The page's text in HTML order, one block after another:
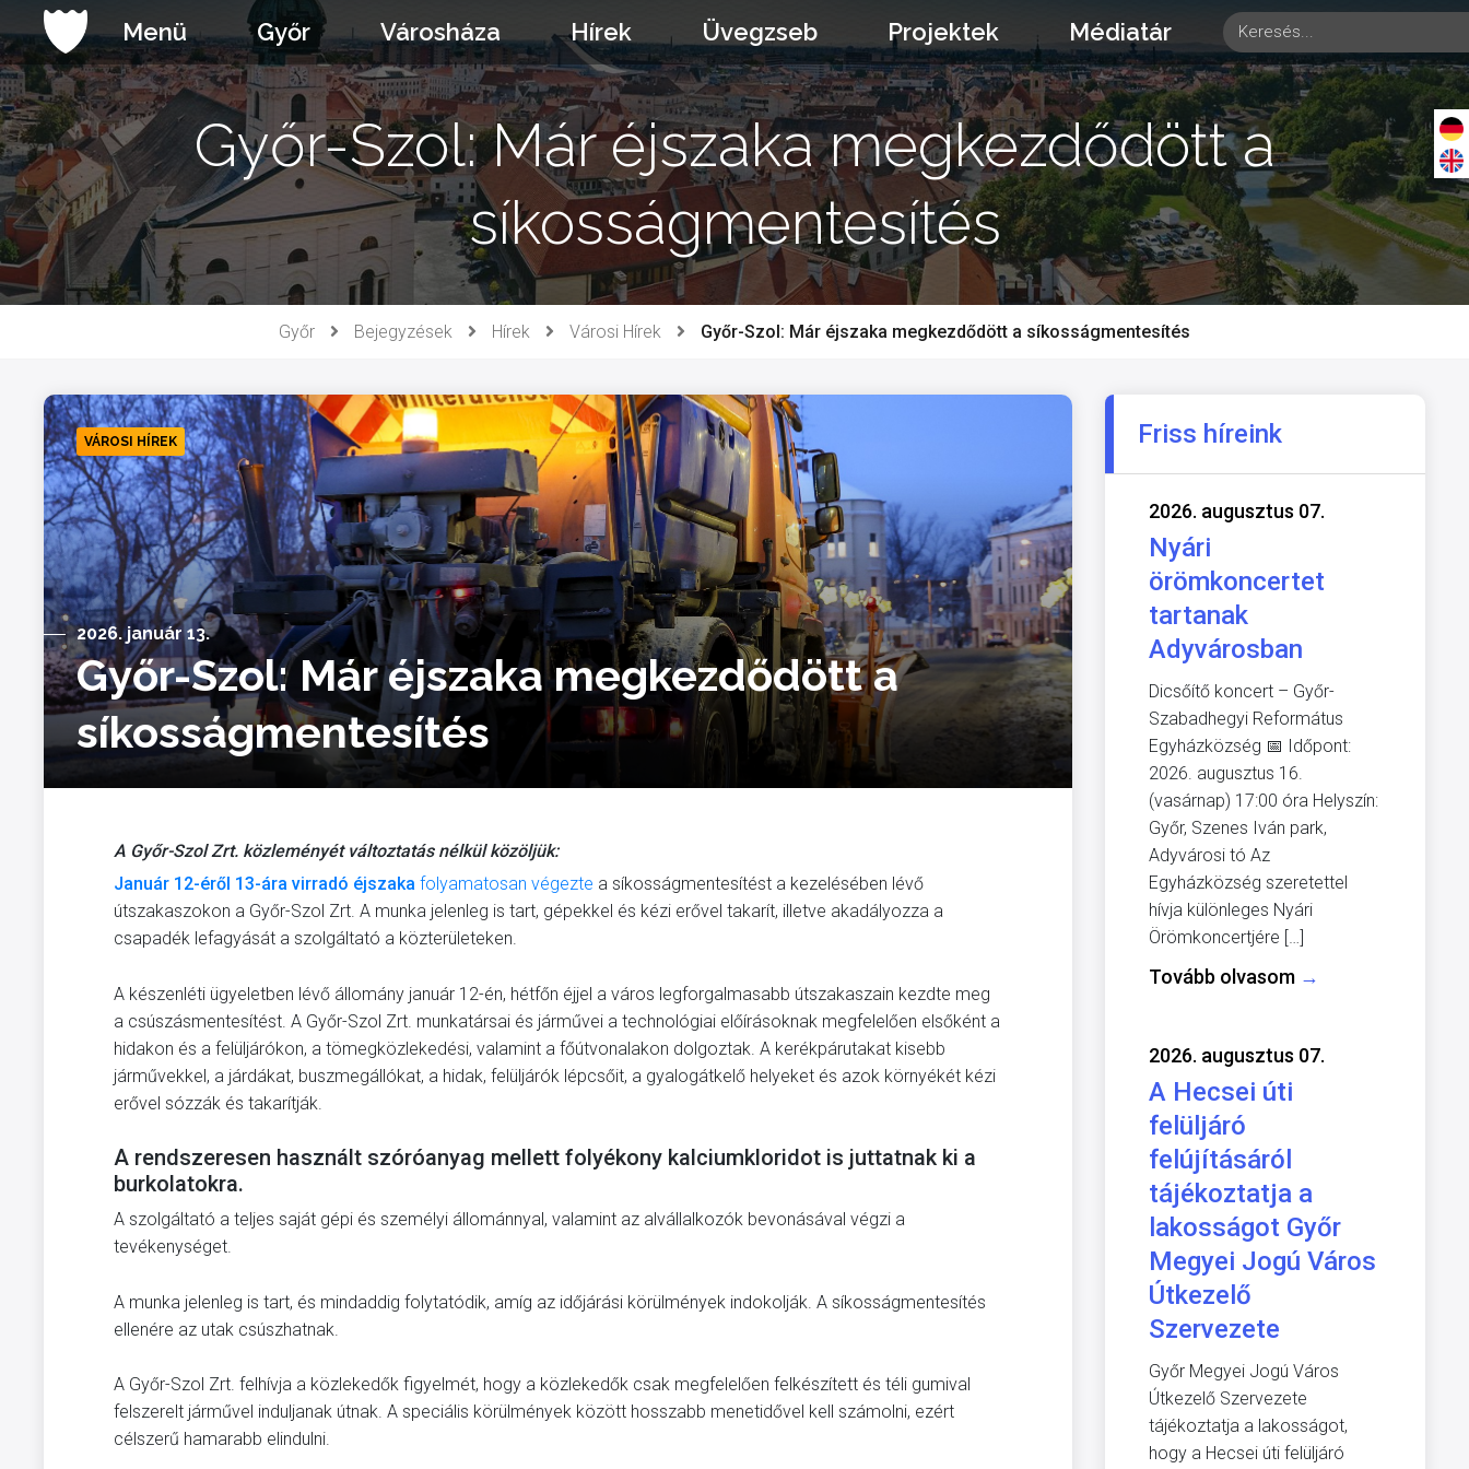
a
tartalomhoz
Menü Győr Városháza Hírek Üvegzseb Projektek Médiatár
Győr-Szol: Már éjszaka megkezdődött a
síkosságmentesítés
Győr Bejegyzések Hírek Városi Hírek Győr-Szol: Már éjszaka megkezdődött a síkosságmentesítés
VÁROSI HÍREK
2026. január 13.
Győr-Szol: Már éjszaka megkezdődött a
síkosságmentesítés
A Győr-Szol Zrt. közleményét változtatás nélkül közöljük:
Január 12-éről 13-ára virradó éjszaka folyamatosan végezte a síkosságmentesítést a kezelésében lévő
útszakaszokon a Győr-Szol Zrt. A munka jelenleg is tart, gépekkel és kézi erővel takarít, illetve akadályozza a
csapadék lefagyását a szolgáltató a közterületeken.
A készenléti ügyeletben lévő állomány január 12-én, hétfőn éjjel a város legforgalmasabb útszakaszain kezdte meg
a csúszásmentesítést. A Győr-Szol Zrt. munkatársai és járművei a technológiai előírásoknak megfelelően elsőként a
hidakon és a felüljárókon, a tömegközlekedési, valamint a főútvonalakon dolgoztak. A kerékpárutakat kisebb
járművekkel, a járdákat, buszmegállókat, a hidak, felüljárók lépcsőit, a gyalogátkelő helyeket és azok környékét kézi
erővel sózzák és takarítják.
A rendszeresen használt szóróanyag mellett folyékony kalciumkloridot is juttatnak ki a
burkolatokra.
A szolgáltató a teljes saját gépi és személyi állománnyal, valamint az alvállalkozók bevonásával végzi a
tevékenységet.
A munka jelenleg is tart, és mindaddig folytatódik, amíg az időjárási körülmények indokolják. A síkosságmentesítés
ellenére az utak csúszhatnak.
A Győr-Szol Zrt. felhívja a közlekedők figyelmét, hogy a közlekedők csak megfelelően felkészített és téli gumival
felszerelt járművel induljanak útnak. A speciális körülmények között hosszabb menetidővel kell számolni, ezért
célszerű hamarabb elindulni.
Friss híreink
2026. augusztus 07.
Nyári
örömkoncertet
tartanak
Adyvárosban
Dicsőítő koncert – Győr-
Szabadhegyi Református
Egyházközség 📅 Időpont:
2026. augusztus 16.
(vasárnap) 17:00 óra Helyszín:
Győr, Szenes Iván park,
Adyvárosi tó Az
Egyházközség szeretettel
hívja különleges Nyári
Örömkoncertjére […]
Tovább olvasom →
2026. augusztus 07.
A Hecsei úti
felüljáró
felújításáról
tájékoztatja a
lakosságot Győr
Megyei Jogú Város
Útkezelő
Szervezete
Győr Megyei Jogú Város
Útkezelő Szervezete
tájékoztatja a lakosságot,
hogy a Hecsei úti felüljáró